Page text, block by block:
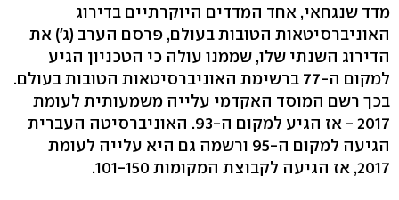
מדד שנגחאי, אחד המדדים היוקרתיים בדירוג
האוניברסיטאות הטובות בעולם, פרסם הערב (ג') את
הדירוג השנתי שלו, שממנו עולה כי הטכניון הגיע
למקום ה-77 ברשימת האוניברסיטאות הטובות בעולם.
בכך רשם המוסד האקדמי עלייה משמעותית לעומת
2017 - אז הגיע למקום ה-93. האוניברסיטה העברית
הגיעה למקום ה-95 ורשמה גם היא עלייה לעומת
2017, אז הגיעה לקבוצת המקומות 101-150.